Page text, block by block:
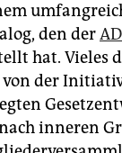
den der
hat. Vieles
der
inneren